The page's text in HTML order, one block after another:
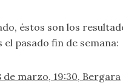
éstos son los
el pasado fin de semana:
de marzo, 19:30, Bergara